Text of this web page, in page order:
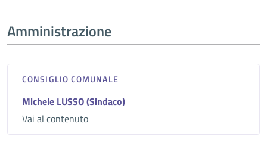
Amministrazione
CONSIGLIO COMUNALE
Michele LUSSO (Sindaco)
Vai al contenuto